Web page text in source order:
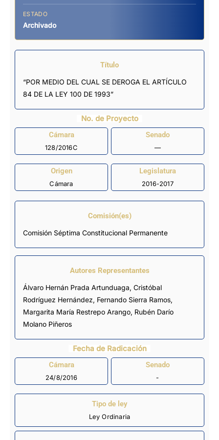
ESTADO
Archivado
Título
“POR MEDIO DEL CUAL SE DEROGA EL ARTÍCULO
84 DE LA LEY 100 DE 1993”
No. de Proyecto
Cámara
128/2016C
Senado
—
Origen
Cámara
Legislatura
2016-2017
Comisión(es)
Comisión Séptima Constitucional Permanente
Autores Representantes
Álvaro Hernán Prada Artunduaga, Cristóbal
Rodríguez Hernández, Fernando Sierra Ramos,
Margarita María Restrepo Arango, Rubén Darío
Molano Piñeros
Fecha de Radicación
Cámara
24/8/2016
Senado
-
Tipo de ley
Ley Ordinaria